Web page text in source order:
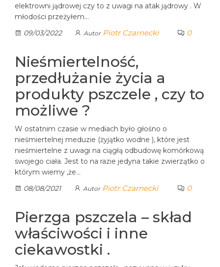
elektrowni jądrowej czy to z uwagi na atak jądrowy . W
młodości przeżyłem…
09/03/2022
Autor Piotr Czarnecki 0
Nieśmiertelność,
przedłużanie życia a
produkty pszczele , czy to
możliwe ?
W ostatnim czasie w mediach było głośno o
nieśmiertelnej meduzie (żyjątko wodne ), które jest
nieśmiertelne z uwagi na ciągłą odbudowę komórkową
swojego ciała. Jest to na razie jedyna takie zwierzątko o
którym wiemy ,że…
08/08/2021
Autor Piotr Czarnecki 0
Pierzga pszczela – skład
właściwości i inne
ciekawostki .